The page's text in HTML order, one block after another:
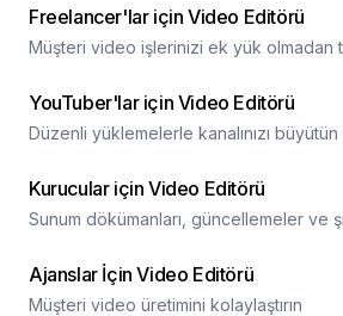
Freelancer'lar için Video Editörü
Müşteri video işlerinizi ek yük olmadan
YouTuber'lar için Video Editörü
Düzenli yüklemelerle kanalınızı büyütün
Kurucular için Video Editörü
Sunum dökümanları, güncellemeler ve
Ajanslar İçin Video Editörü
Müşteri video üretimini kolaylaştırın